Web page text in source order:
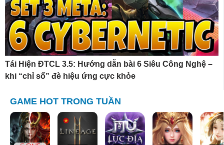
Tái Hiện ĐTCL 3.5: Hướng dẫn bài 6 Siêu Công Nghệ –
khi “chỉ số” đè hiệu ứng cực khỏe
GAME HOT TRONG TUẦN